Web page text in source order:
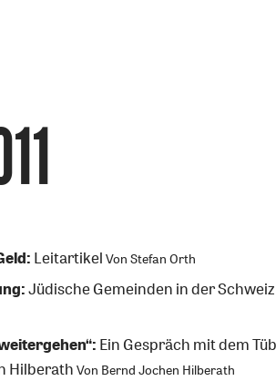
Leitartikel Von Stefan Orth
Jüdische Gemeinden in der Schweiz
Ein Gespräch mit dem
Hilberath Von Bernd Jochen Hilberath